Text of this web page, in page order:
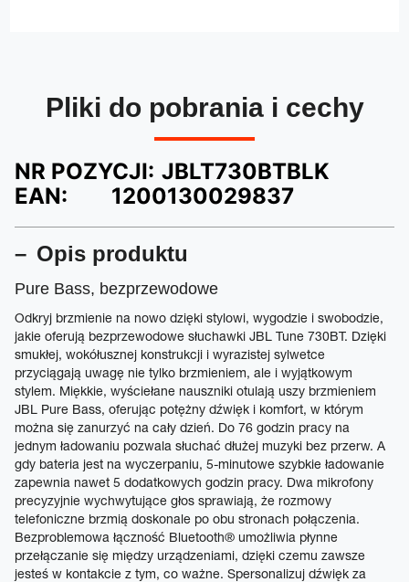
Pliki do pobrania i cechy
NR POZYCJI: JBLT730BTBLK
EAN:
1200130029837
Opis produktu
Pure Bass, bezprzewodowe
Odkryj brzmienie na nowo dzięki stylowi, wygodzie i swobodzie,
jakie oferują bezprzewodowe słuchawki JBL Tune 730BT. Dzięki
smukłej, wokółusznej konstrukcji i wyrazistej sylwetce
przyciągają uwagę nie tylko brzmieniem, ale i wyjątkowym
stylem. Miękkie, wyściełane nauszniki otulają uszy brzmieniem
JBL Pure Bass, oferując potężny dźwięk i komfort, w którym
można się zanurzyć na cały dzień. Do 76 godzin pracy na
jednym ładowaniu pozwala słuchać dłużej muzyki bez przerw. A
gdy bateria jest na wyczerpaniu, 5-minutowe szybkie ładowanie
zapewnia nawet 5 dodatkowych godzin pracy. Dwa mikrofony
precyzyjnie wychwytujące głos sprawiają, że rozmowy
telefoniczne brzmią doskonale po obu stronach połączenia.
Bezproblemowa łączność Bluetooth® umożliwia płynne
przełączanie się między urządzeniami, dzięki czemu zawsze
jesteś w kontakcie z tym, co ważne. Spersonalizuj dźwięk za